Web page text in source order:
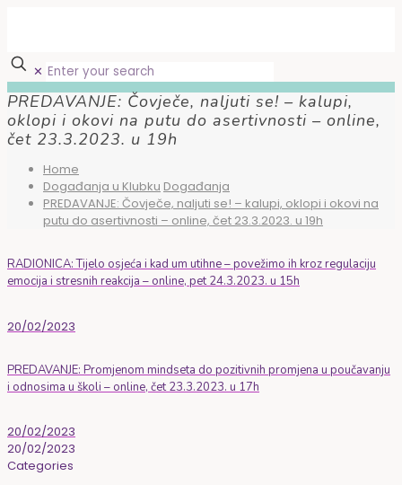
✕
PREDAVANJE: Čovječe, naljuti se! – kalupi,
oklopi i okovi na putu do asertivnosti – online,
čet 23.3.2023. u 19h
Home
Događanja u Klubku Događanja
PREDAVANJE: Čovječe, naljuti se! – kalupi, oklopi i okovi na
putu do asertivnosti – online, čet 23.3.2023. u 19h
RADIONICA: Tijelo osjeća i kad um utihne – povežimo ih kroz regulaciju
emocija i stresnih reakcija – online, pet 24.3.2023. u 15h
20/02/2023
PREDAVANJE: Promjenom mindseta do pozitivnih promjena u poučavanju
i odnosima u školi – online, čet 23.3.2023. u 17h
20/02/2023
20/02/2023
Categories